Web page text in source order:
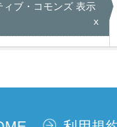
ィブ・コモンズ 表示
x